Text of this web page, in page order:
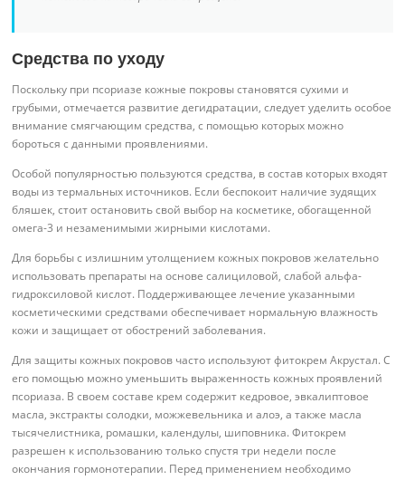
Средства по уходу
Поскольку при псориазе кожные покровы становятся сухими и
грубыми, отмечается развитие дегидратации, следует уделить особое
внимание смягчающим средства, с помощью которых можно
бороться с данными проявлениями.
Особой популярностью пользуются средства, в состав которых входят
воды из термальных источников. Если беспокоит наличие зудящих
бляшек, стоит остановить свой выбор на косметике, обогащенной
омега-3 и незаменимыми жирными кислотами.
Для борьбы с излишним утолщением кожных покровов желательно
использовать препараты на основе салициловой, слабой альфа-
гидроксиловой кислот. Поддерживающее лечение указанными
косметическими средствами обеспечивает нормальную влажность
кожи и защищает от обострений заболевания.
Для защиты кожных покровов часто используют фитокрем Акрустал. С
его помощью можно уменьшить выраженность кожных проявлений
псориаза. В своем составе крем содержит кедровое, эвкалиптовое
масла, экстракты солодки, можжевельника и алоэ, а также масла
тысячелистника, ромашки, календулы, шиповника. Фитокрем
разрешен к использованию только спустя три недели после
окончания гормонотерапии. Перед применением необходимо